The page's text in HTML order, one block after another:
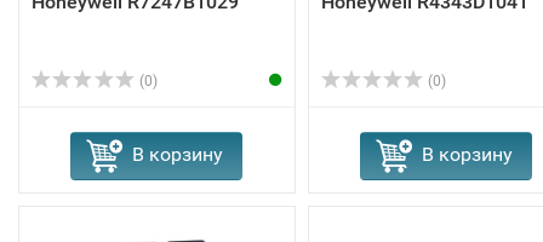
(0)
В корзину
(0)
В корзину